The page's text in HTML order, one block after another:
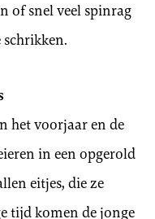
of snel veel spinrag
het voorjaar en de
in een opgerold
eitjes, die ze
tijd komen de jonge